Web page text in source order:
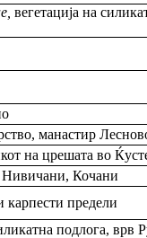
вегетација на
манастир
на црешата во
Кочани
предели
подлога, врв